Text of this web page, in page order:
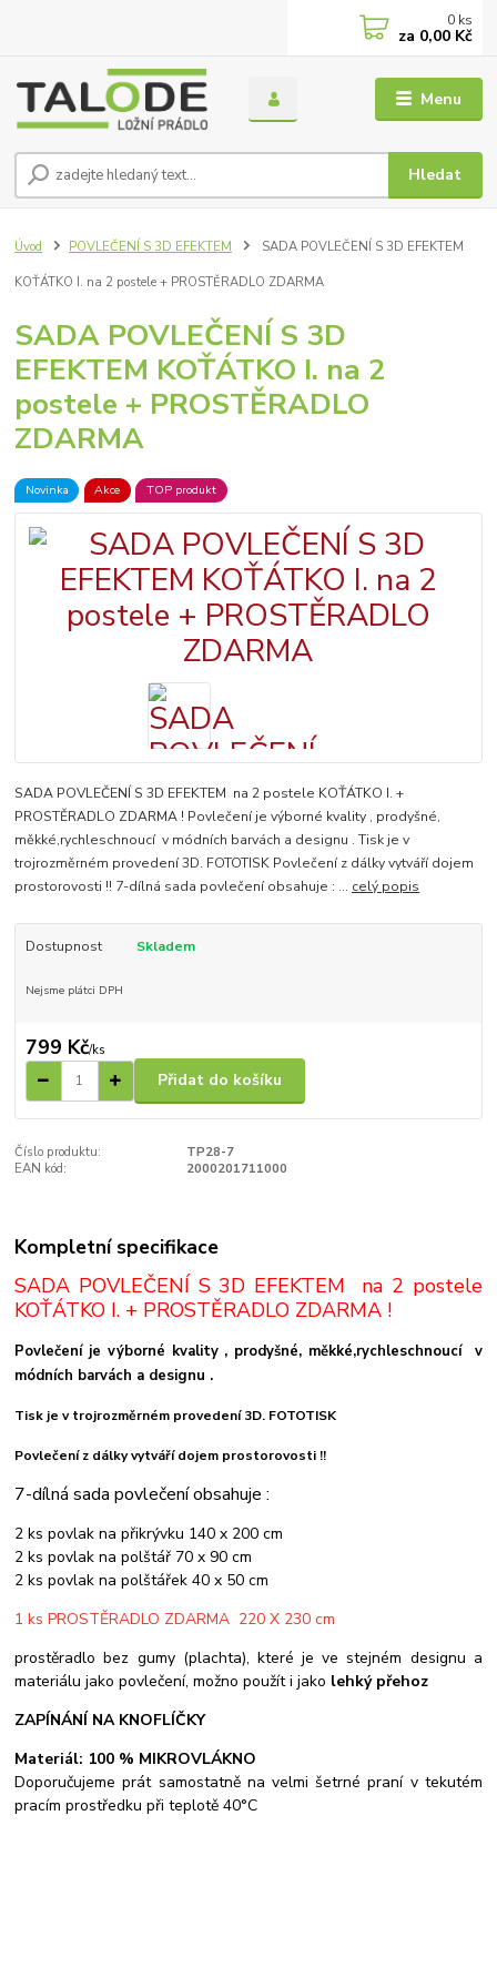
Menu
Hledat
0 ks
za 0,00 Kč
Úvod POVLEČENÍ S 3D EFEKTEM SADA POVLEČENÍ S 3D EFEKTEM
KOŤÁTKO I. na 2 postele + PROSTĚRADLO ZDARMA
SADA POVLEČENÍ S 3D
EFEKTEM KOŤÁTKO I. na 2
postele + PROSTĚRADLO
ZDARMA
Novinka Akce TOP produkt
SADA POVLEČENÍ S 3D EFEKTEM na 2 postele KOŤÁTKO I. +
PROSTĚRADLO ZDARMA ! Povlečení je výborné kvality , prodyšné,
měkké,rychleschnoucí v módních barvách a designu . Tisk je v
trojrozměrném provedení 3D. FOTOTISK Povlečení z dálky vytváří dojem
prostorovosti !! 7-dílná sada povlečení obsahuje : ... celý popis
Dostupnost Skladem
Nejsme plátci DPH
799 Kč/ks
Přidat do košíku
Číslo produktu:
TP28-7
EAN kód:
2000201711000
Kompletní specifikace
SADA POVLEČENÍ S 3D EFEKTEM na 2 postele
KOŤÁTKO I. + PROSTĚRADLO ZDARMA !
Povlečení je výborné kvality , prodyšné, měkké,rychleschnoucí v
módních barvách a designu .
Tisk je v trojrozměrném provedení 3D. FOTOTISK
Povlečení z dálky vytváří dojem prostorovosti !!
7-dílná sada povlečení obsahuje :
2 ks povlak na přikrývku 140 x 200 cm
2 ks povlak na polštář 70 x 90 cm
2 ks povlak na polštářek 40 x 50 cm
1 ks PROSTĚRADLO ZDARMA 220 X 230 cm
prostěradlo bez gumy (plachta), které je ve stejném designu a
materiálu jako povlečení, možno použít i jako lehký přehoz
ZAPÍNÁNÍ NA KNOFLÍČKY
Materiál: 100 % MIKROVLÁKNO
Doporučujeme prát samostatně na velmi šetrné praní v tekutém
pracím prostředku při teplotě 40°C